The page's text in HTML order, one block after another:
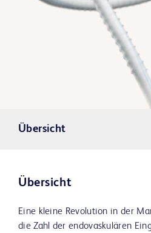
Übersicht
Übersicht
Eine kleine Revolution in der
die Zahl der endovaskulären